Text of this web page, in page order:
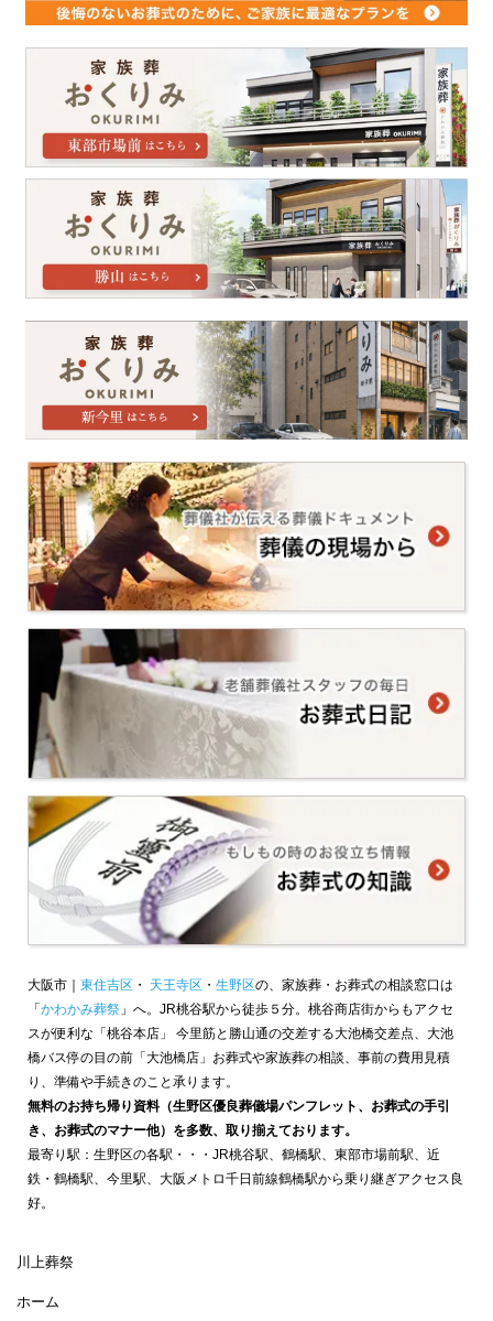
大阪市｜ 東住吉区 ・ 天王寺区 ・ 生野区の、家族葬・お葬式の相談窓口は
「かわかみ葬祭 」へ。JR桃谷駅から徒歩５分。桃谷商店街からもアクセ
スが便利な「桃谷本店」 今里筋と勝山通の交差する大池橋交差点、大池
橋バス停の目の前「大池橋店」お葬式や家族葬の相談、事前の費用見積
り、準備や手続きのこと承ります。
無料のお持ち帰り資料（生野区優良葬儀場パンフレット、お葬式の手引
き、お葬式のマナー他）を多数、取り揃えております。
最寄り駅：生野区の各駅・・・JR桃谷駅、鶴橋駅、東部市場前駅、近
鉄・鶴橋駅、今里駅、大阪メトロ千日前線鶴橋駅から乗り継ぎアクセス良
好。
川上葬祭
ホーム